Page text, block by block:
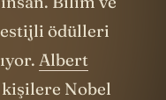
ödülleri
Albert
Nobel